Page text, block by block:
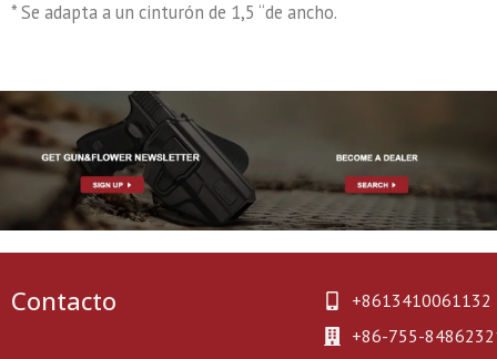
* Se adapta a un cinturón de 1,5 “de ancho.
Contacto
+8613410061132
+86-755-